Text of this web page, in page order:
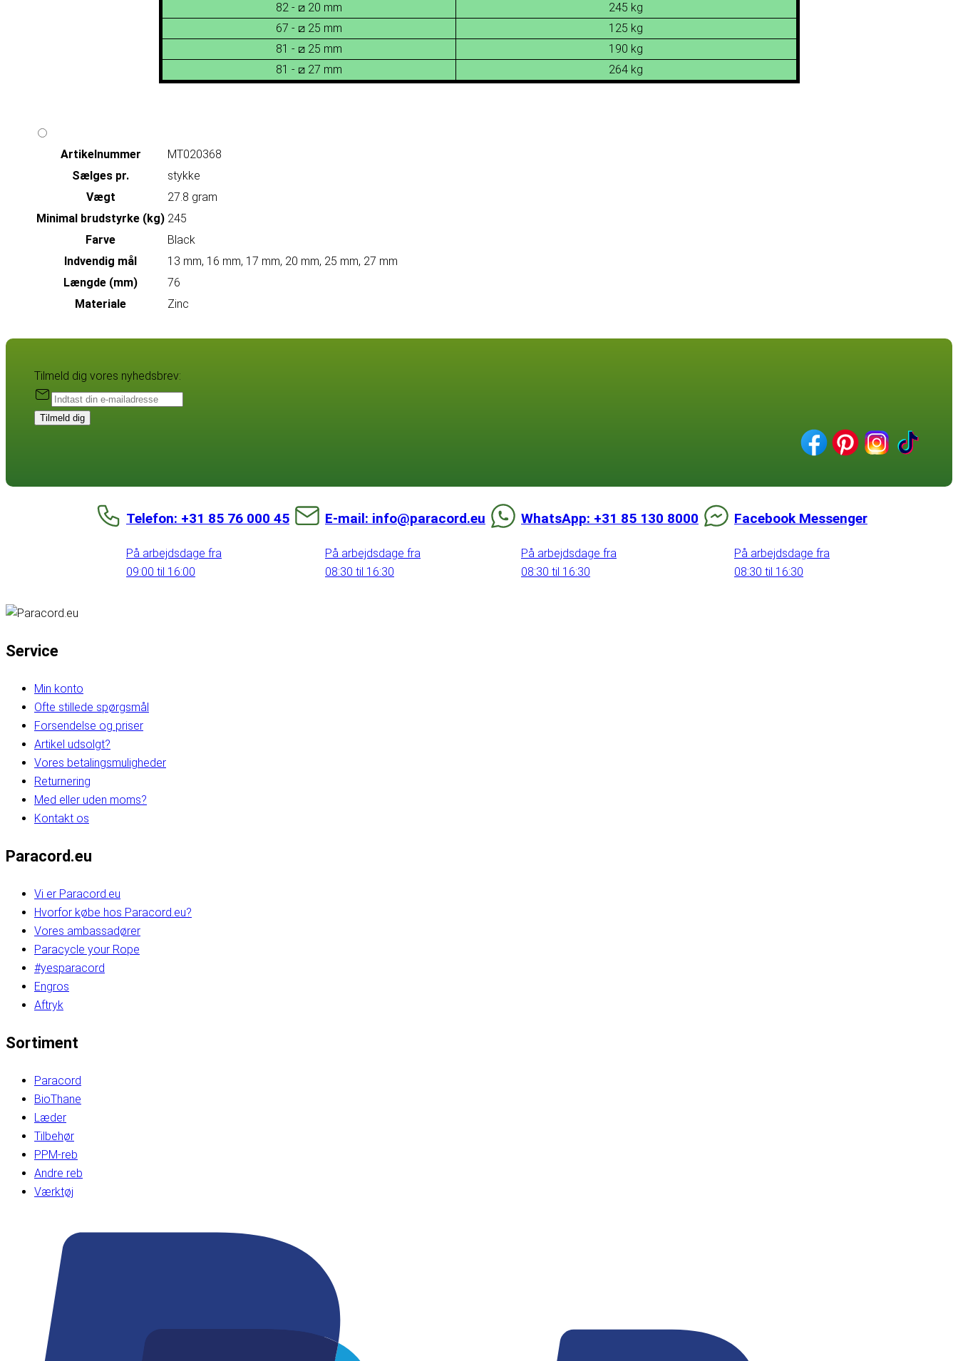
82 - ⧄ 20 mm
245 kg
67 - ⧄ 25 mm
125 kg
81 - ⧄ 25 mm
190 kg
81 - ⧄ 27 mm
264 kg
Artikelnummer
MT020368
Sælges pr.
stykke
Vægt
27.8 gram
Minimal brudstyrke (kg) 245
Farve
Black
Indvendig mål
13 mm, 16 mm, 17 mm, 20 mm, 25 mm, 27 mm
Længde (mm)
76
Materiale
Zinc
Tilmeld dig vores nyhedsbrev:
Tilmeld dig
Telefon: +31 85 76 000 45
På arbejdsdage fra
09:00 til 16:00
E-mail: info@paracord.eu
På arbejdsdage fra
08:30 til 16:30
WhatsApp: +31 85 130 8000
På arbejdsdage fra
08:30 til 16:30
Facebook Messenger
På arbejdsdage fra
08:30 til 16:30
Service
Min konto
Ofte stillede spørgsmål
Forsendelse og priser
Artikel udsolgt?
Vores betalingsmuligheder
Returnering
Med eller uden moms?
Kontakt os
Paracord.eu
Vi er Paracord.eu
Hvorfor købe hos Paracord.eu?
Vores ambassadører
Paracycle your Rope
#yesparacord
Engros
Aftryk
Sortiment
Paracord
BioThane
Læder
Tilbehør
PPM-reb
Andre reb
Værktøj